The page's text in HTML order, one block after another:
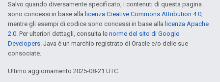
Salvo quando diversamente specificato, i contenuti di questa pagina
sono concessi in base alla licenza Creative Commons Attribution 4.0,
mentre gli esempi di codice sono concessi in base alla licenza Apache
2.0. Per ulteriori dettagli, consulta le norme del sito di Google
Developers. Java è un marchio registrato di Oracle e/o delle sue
consociate.
Ultimo aggiornamento 2025-08-21 UTC.